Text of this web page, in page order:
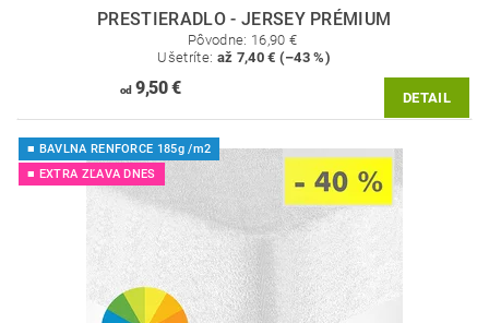
PRESTIERADLO - JERSEY PRÉMIUM
Pôvodne: 16,90 €
Ušetríte: až 7,40 € (–43 %)
od9,50 € DETAIL
■ BAVLNA RENFORCE 185g /m2
■ EXTRA ZĽAVA DNES